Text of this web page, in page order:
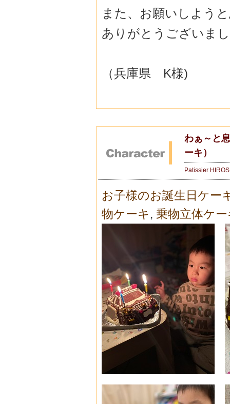
また、お願いしよう
ありがとうございま
（兵庫県 K様)
わぁ～と
ーキ）
Patissier
お子様のお誕生日ケー
物ケーキ , 乗物立体ケ